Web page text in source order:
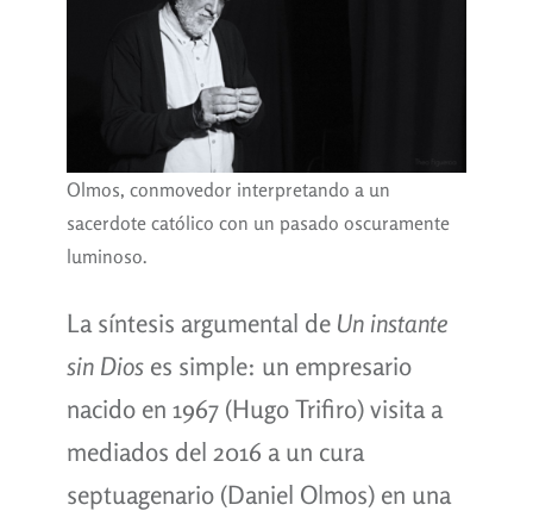
Olmos, conmovedor interpretando a un
sacerdote católico con un pasado oscuramente
luminoso.
La síntesis argumental de Un instante
sin Dios es simple: un empresario
nacido en 1967 (Hugo Trifiro) visita a
mediados del 2016 a un cura
septuagenario (Daniel Olmos) en una